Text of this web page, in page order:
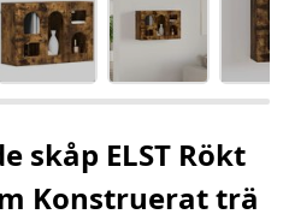
skåp ELST Rökt
Konstruerat trä